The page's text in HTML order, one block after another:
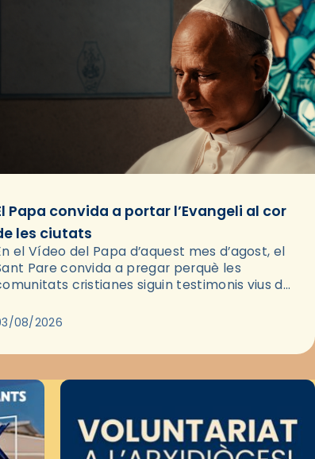
Papa convida a portar l’Evangeli al cor
les ciutats
el Vídeo del Papa d’aquest mes d’agost, el
Pare convida a pregar perquè les
cristianes siguin testimonis vius de
el…
08/2026